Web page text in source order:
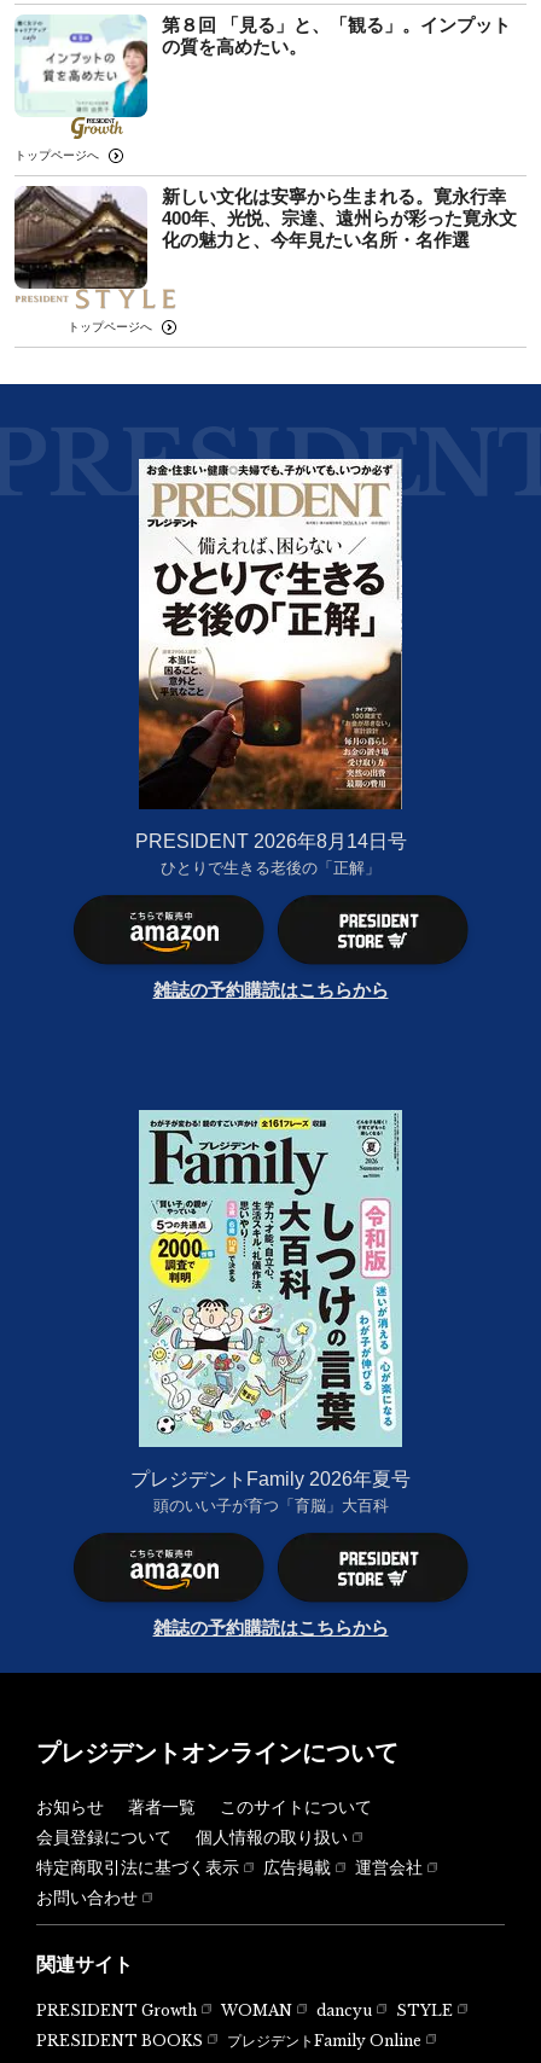
第８回 「見る」と、「観る」。インプット
の質を高めたい。
トップページへ
新しい文化は安寧から生まれる。寛永行幸
400年、光悦、宗達、遠州らが彩った寛永文
化の魅力と、今年見たい名所・名作選
トップページへ
PRESIDENT 2026年8月14日号
ひとりで生きる老後の「正解」
雑誌の予約購読はこちらから
プレジデントFamily 2026年夏号
頭のいい子が育つ「育脳」大百科
雑誌の予約購読はこちらから
プレジデントオンラインについて
お知らせ 著者一覧
このサイトについて
会員登録について
個人情報の取り扱い
特定商取引法に基づく表示
広告掲載
運営会社
お問い合わせ
関連サイト
PRESIDENT Growth WOMAN dancyu
STYLE
PRESIDENT BOOKS
プレジデントFamily Online